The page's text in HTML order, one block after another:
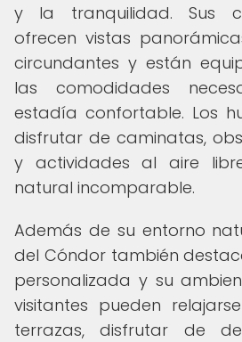
y la tranquilidad. Sus
ofrecen vistas
circundantes y están
las comodidades
estadía confortable. Los
disfrutar de caminatas,
y actividades al aire
natural incomparable.
Además de su entorno
del Cóndor también
personalizada y su
visitantes pueden
terrazas, disfrutar de